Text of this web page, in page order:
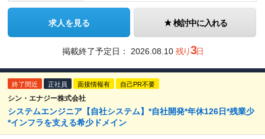
求人を見る 検討中に入れる
掲載終了予定日： 2026.08.10 残り3日
終了間近 正社員 面接情報有 自己PR不要
シン・エナジー株式会社
システムエンジニア【自社システム】*自社開発*年休126日*残業少
*インフラを支える希少ドメイン